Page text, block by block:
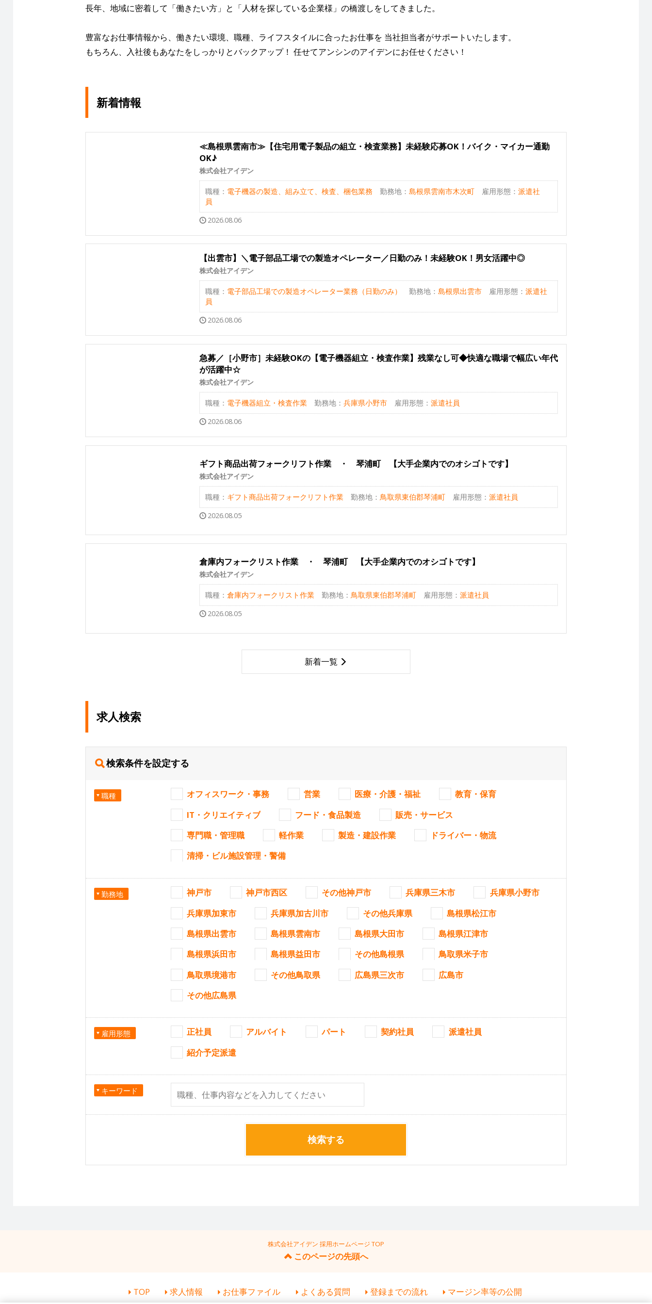
長年、地域に密着して「働きたい方」と「人材を探している企業様」の橋渡しをしてきました。
豊富なお仕事情報から、働きたい環境、職種、ライフスタイルに合ったお仕事を 当社担当者がサポートいたします。
もちろん、入社後もあなたをしっかりとバックアップ！ 任せてアンシンのアイデンにお任せください！
新着情報
≪島根県雲南市≫【住宅用電子製品の組立・検査業務】未経験応募OK！バイク・マイカー通勤
OK♪
株式会社アイデン
職種： 電子機器の製造、組み立て、検査、梱包業務 勤務地： 島根県雲南市木次町 雇用形態： 派遣社
員
2026.08.06
【出雲市】＼電子部品工場での製造オペレーター／日勤のみ！未経験OK！男女活躍中◎
株式会社アイデン
職種： 電子部品工場での製造オペレーター業務（日勤のみ） 勤務地： 島根県出雲市 雇用形態： 派遣社
員
2026.08.06
急募／［小野市］未経験OKの【電子機器組立・検査作業】残業なし可◆快適な職場で幅広い年代
が活躍中☆
株式会社アイデン
職種： 電子機器組立・検査作業 勤務地： 兵庫県小野市 雇用形態： 派遣社員
2026.08.06
ギフト商品出荷フォークリフト作業 ・ 琴浦町 【大手企業内でのオシゴトです】
株式会社アイデン
職種： ギフト商品出荷フォークリフト作業 勤務地： 鳥取県東伯郡琴浦町 雇用形態： 派遣社員
2026.08.05
倉庫内フォークリスト作業 ・ 琴浦町 【大手企業内でのオシゴトです】
株式会社アイデン
職種： 倉庫内フォークリスト作業 勤務地： 鳥取県東伯郡琴浦町 雇用形態： 派遣社員
2026.08.05
新着一覧
求人検索
検索条件を設定する
職種 オフィスワーク・事務 営業 医療・介護・福祉
教育・保育
IT・クリエイティブ
フード・食品製造
販売・サービス
専門職・管理職
軽作業 製造・建設作業
ドライバー・物流
清掃・ビル施設管理・警備
勤務地 神戸市 神戸市西区 その他神戸市 兵庫県三木市
兵庫県小野市
兵庫県加東市
兵庫県加古川市 その他兵庫県
島根県松江市
島根県出雲市
島根県雲南市 島根県大田市
島根県江津市
島根県浜田市
島根県益田市 その他島根県
鳥取県米子市
鳥取県境港市
その他鳥取県 広島県三次市
広島市
その他広島県
雇用形態 正社員 アルバイト パート 契約社員
派遣社員
紹介予定派遣
キーワード
検索する
株式会社アイデン 採用ホームページ TOP
このページの先頭へ
TOP 求人情報 お仕事ファイル よくある質問 登録までの流れ マージン率等の公開